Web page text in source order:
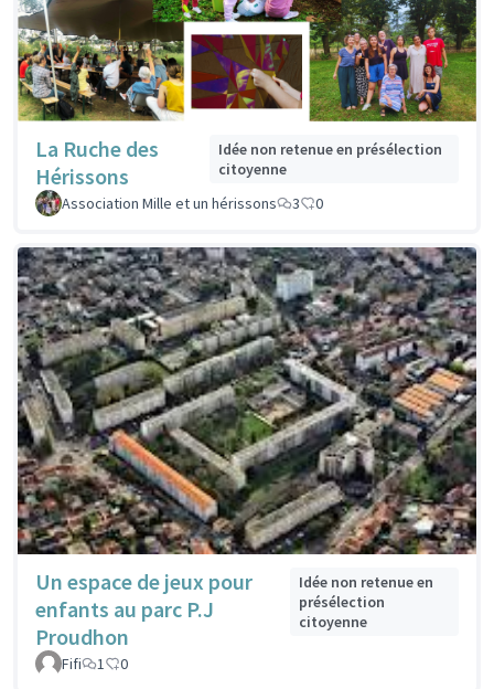
La Ruche des
Hérissons
Idée non retenue en présélection
citoyenne
Association Mille et un hérissons
3 0
Un espace de jeux pour
enfants au parc P.J
Proudhon
Idée non retenue en
présélection
citoyenne
Fifi 1 0